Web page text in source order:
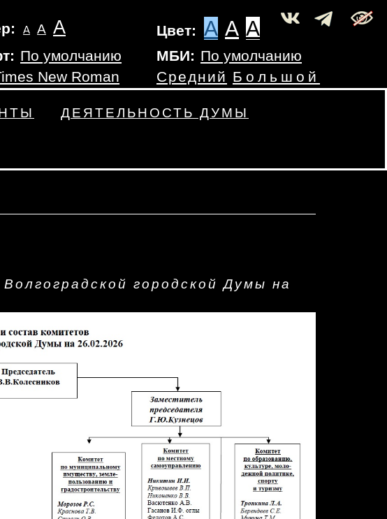
А А А Цвет: A A A
По умолчанию
New Roman
МБИ: По умолчанию
Средний Большой
ДЕЯТЕЛЬНОСТЬ ДУМЫ
городской Думы на